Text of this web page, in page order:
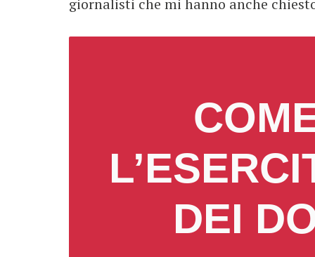
giornalisti che mi hanno anche
DEI